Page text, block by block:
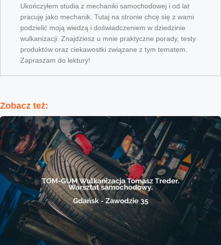
Ukończyłem studia z mechaniki samochodowej i od lat
pracuję jako mechanik. Tutaj na stronie chcę się z wami
podzielić moją wiedzą i doświadczeniem w dziedzinie
wulkanizacji. Znajdziesz u mnie praktyczne porady, testy
produktów oraz ciekawostki związane z tym tematem.
Zapraszam do lektury!
Zobacz też: